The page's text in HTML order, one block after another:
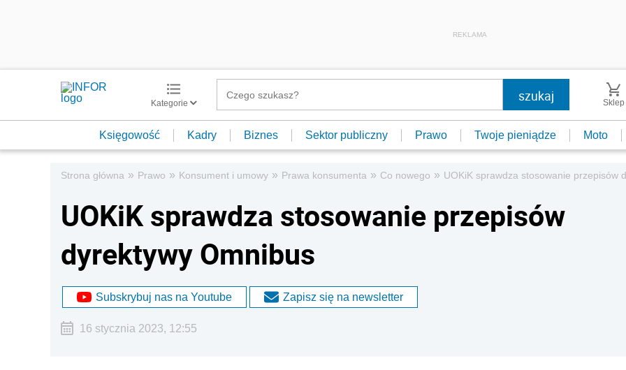
REKLAMA
Kategorie Sklep
Księgowość Kadry Biznes Sektor publiczny Prawo Twoje pieniądze Moto
Strona główna » Prawo » Konsument i umowy » Prawa konsumenta » Co nowego » UOKiK sprawdza stosowanie przepisów
UOKiK sprawdza stosowanie przepisów
dyrektywy Omnibus
Subskrybuj nas na Youtube Zapisz się na newsletter
16 stycznia 2023, 12:55